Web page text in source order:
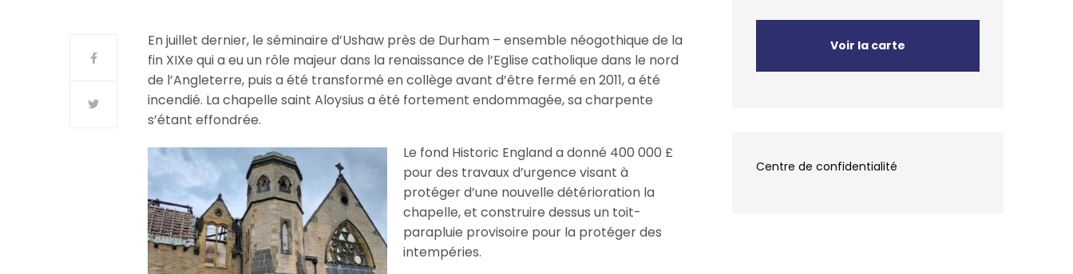
En juillet dernier, le séminaire d’Ushaw près de Durham – ensemble néogothique de la
fin XIXe qui a eu un rôle majeur dans la renaissance de l’Eglise catholique dans le nord
de l’Angleterre, puis a été transformé en collège avant d’être fermé en 2011, a été
incendié. La chapelle saint Aloysius a été fortement endommagée, sa charpente
s’étant effondrée.
Le fond Historic England a donné 400 000 £
pour des travaux d’urgence visant à
protéger d’une nouvelle détérioration la
chapelle, et construire dessus un toit-
parapluie provisoire pour la protéger des
intempéries.
Voir la carte
Centre de confidentialité